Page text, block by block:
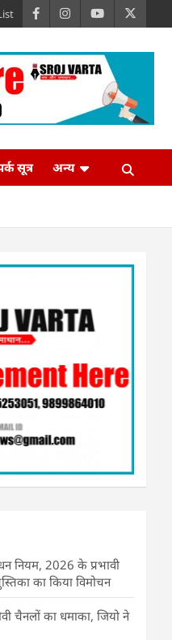
सूत्र अन्य
नियम, 2026 के प्रभावी
का किया विमोचन
चैनलों का धमाका, जियो ने